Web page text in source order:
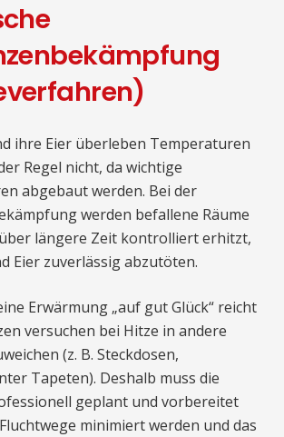
ihre Eier überleben Temperaturen
Regel nicht, da wichtige
abgebaut werden. Bei der
werden befallene Räume
längere Zeit kontrolliert erhitzt,
Eier zuverlässig abzutöten.
Erwärmung „auf gut Glück“ reicht
versuchen bei Hitze in andere
(z. B. Steckdosen,
Tapeten). Deshalb muss die
geplant und vorbereitet
minimiert werden und das